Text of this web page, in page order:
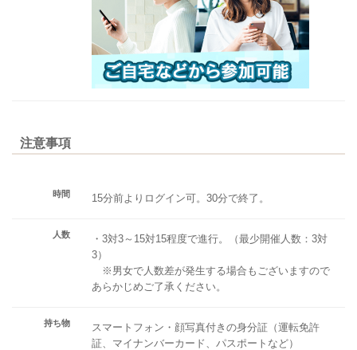
注意事項
時間 15分前よりログイン可。30分で終了。
人数
・3対3～15対15程度で進行。（最少開催人数：3対
3）
※男女で人数差が発生する場合もございますので
あらかじめご了承ください。
持ち物
スマートフォン・顔写真付きの身分証（運転免許
証、マイナンバーカード、パスポートなど）